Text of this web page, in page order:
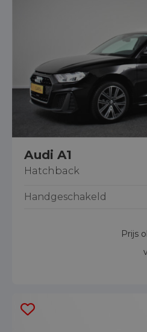
Audi A1
Hatchback
Handgeschakeld
Prijs